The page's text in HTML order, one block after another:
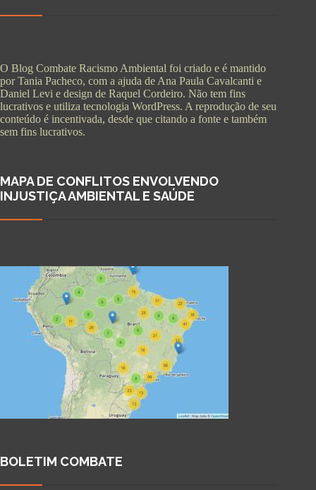
O Blog Combate Racismo Ambiental foi criado e é mantido
por Tania Pacheco, com a ajuda de Ana Paula Cavalcanti e
Daniel Levi e design de Raquel Cordeiro. Não tem fins
lucrativos e utiliza tecnologia WordPress. A reprodução de seu
conteúdo é incentivada, desde que citando a fonte e também
sem fins lucrativos.
MAPA DE CONFLITOS ENVOLVENDO
INJUSTIÇA AMBIENTAL E SAÚDE
BOLETIM COMBATE